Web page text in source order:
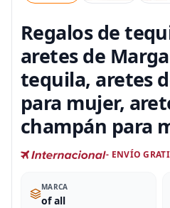
Regalos de
aretes de
tequila, aretes
para mujer,
champán para
- ENVÍO
MARCA
of all